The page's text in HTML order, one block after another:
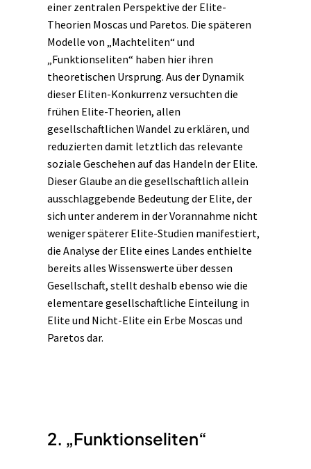
einer zentralen Perspektive der Elite-
Theorien Moscas und Paretos. Die späteren
Modelle von „Machteliten“ und
„Funktionseliten“ haben hier ihren
theoretischen Ursprung. Aus der Dynamik
dieser Eliten-Konkurrenz versuchten die
frühen Elite-Theorien, allen
gesellschaftlichen Wandel zu erklären, und
reduzierten damit letztlich das relevante
soziale Geschehen auf das Handeln der Elite.
Dieser Glaube an die gesellschaftlich allein
ausschlaggebende Bedeutung der Elite, der
sich unter anderem in der Vorannahme nicht
weniger späterer Elite-Studien manifestiert,
die Analyse der Elite eines Landes enthielte
bereits alles Wissenswerte über dessen
Gesellschaft, stellt deshalb ebenso wie die
elementare gesellschaftliche Einteilung in
Elite und Nicht-Elite ein Erbe Moscas und
Paretos dar.
2. „Funktionseliten“